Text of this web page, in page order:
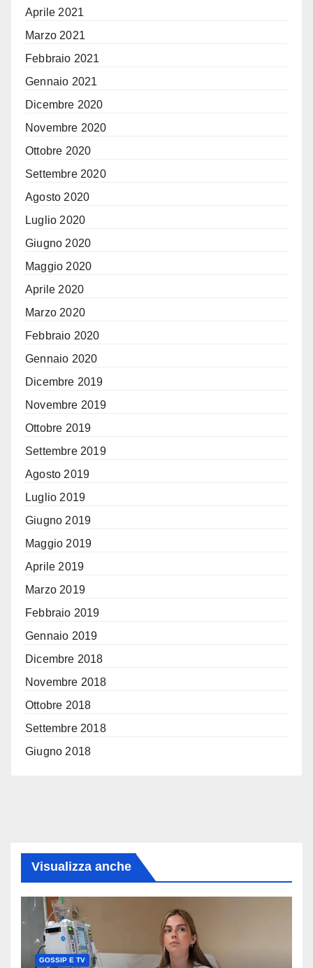
Aprile 2021
Marzo 2021
Febbraio 2021
Gennaio 2021
Dicembre 2020
Novembre 2020
Ottobre 2020
Settembre 2020
Agosto 2020
Luglio 2020
Giugno 2020
Maggio 2020
Aprile 2020
Marzo 2020
Febbraio 2020
Gennaio 2020
Dicembre 2019
Novembre 2019
Ottobre 2019
Settembre 2019
Agosto 2019
Luglio 2019
Giugno 2019
Maggio 2019
Aprile 2019
Marzo 2019
Febbraio 2019
Gennaio 2019
Dicembre 2018
Novembre 2018
Ottobre 2018
Settembre 2018
Giugno 2018
Visualizza anche
GOSSIP E TV